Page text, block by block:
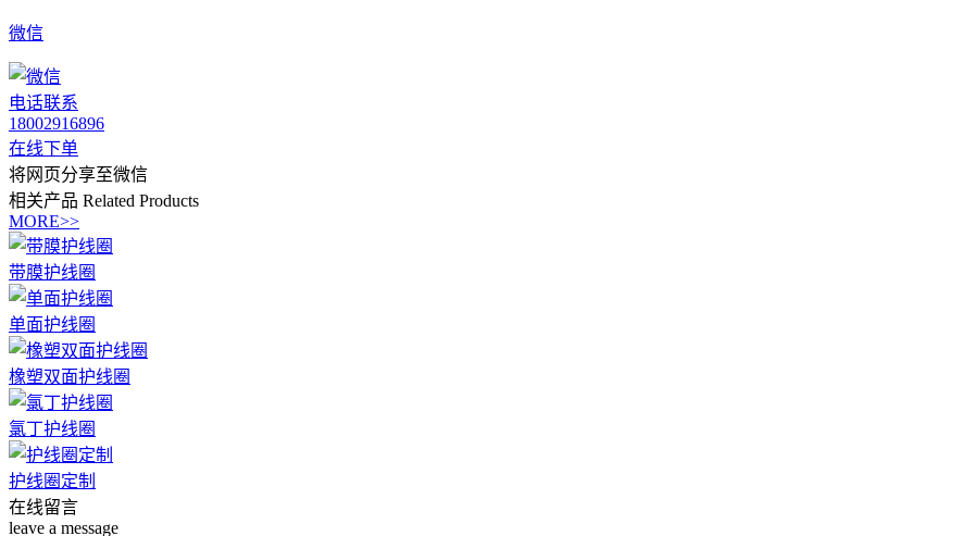
微信
电话联系
18002916896
在线下单
将网页分享至微信
相关产品 Related Products
MORE>>
带膜护线圈
单面护线圈
橡塑双面护线圈
氯丁护线圈
护线圈定制
在线留言
leave a message